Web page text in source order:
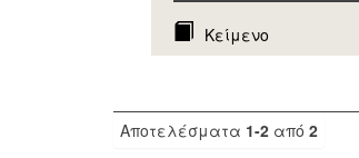
Κείμενο
Αποτελέσματα 1-2 από 2